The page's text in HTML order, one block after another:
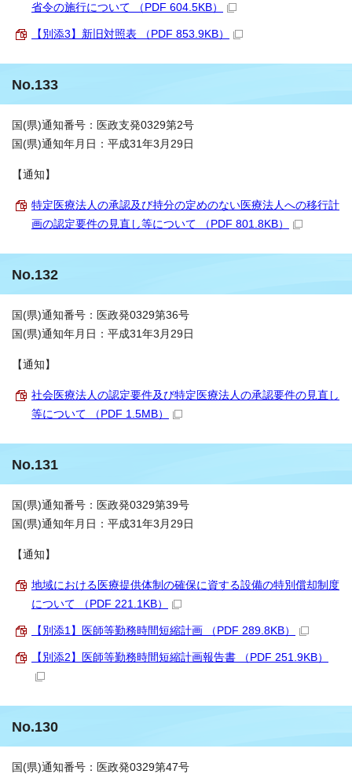
省令の施行について （PDF 604.5KB）
【別添3】新旧対照表 （PDF 853.9KB）
No.133
国(県)通知番号：医政支発0329第2号
国(県)通知年月日：平成31年3月29日
【通知】
特定医療法人の承認及び持分の定めのない医療法人への移行計
画の認定要件の見直し等について （PDF 801.8KB）
No.132
国(県)通知番号：医政発0329第36号
国(県)通知年月日：平成31年3月29日
【通知】
社会医療法人の認定要件及び特定医療法人の承認要件の見直し
等について （PDF 1.5MB）
No.131
国(県)通知番号：医政発0329第39号
国(県)通知年月日：平成31年3月29日
【通知】
地域における医療提供体制の確保に資する設備の特別償却制度
について （PDF 221.1KB）
【別添1】医師等勤務時間短縮計画 （PDF 289.8KB）
【別添2】医師等勤務時間短縮計画報告書 （PDF 251.9KB）
No.130
国(県)通知番号：医政発0329第47号